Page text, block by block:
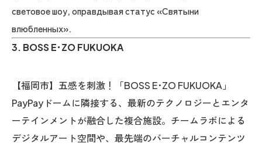
световое шоу, оправдывая статус «Святыни
влюбленных».
3. BOSS E･ZO FUKUOKA
【福岡市】五感を刺激！「BOSS E･ZO FUKUOKA」
PayPayドームに隣接する、最新のテクノロジーとエンタ
ーテインメントが融合した複合施設。チームラボによる
デジタルアート空間や、最先端のバーチャルコンテンツ